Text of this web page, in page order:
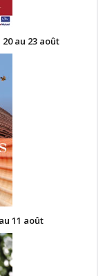
au 23 août
11 août